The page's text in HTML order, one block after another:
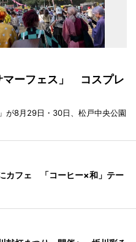
マーフェス」 コスプレ
が8月29日・30日、松戸中央公園
カフェ 「コーヒー×和」テー